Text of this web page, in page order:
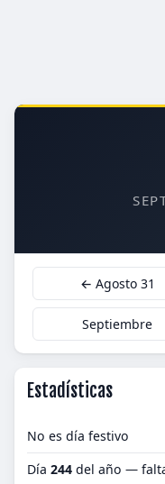
← Agosto 31
Septiembre
Estadísticas
No es día festivo
Día 244 del año —